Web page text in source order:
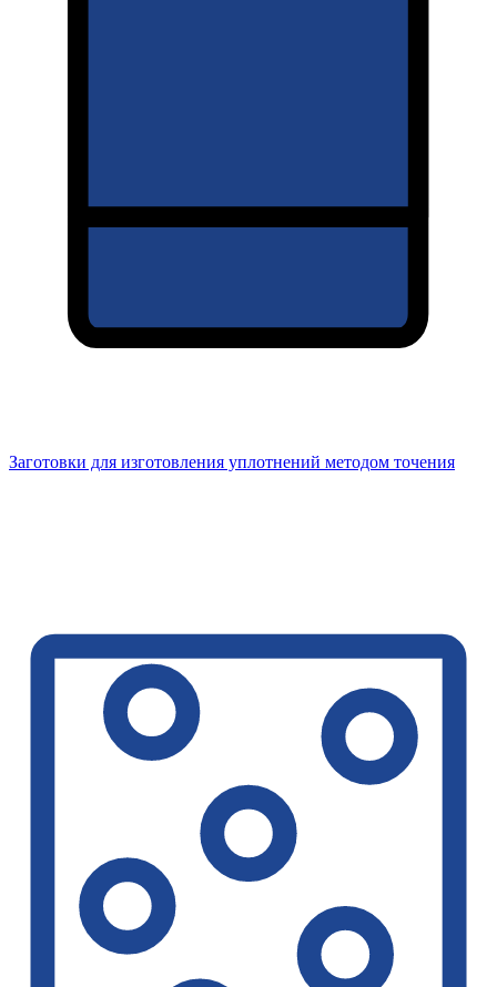
Заготовки для изготовления уплотнений методом точения